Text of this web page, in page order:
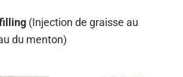
(Injection de graisse au
du menton)